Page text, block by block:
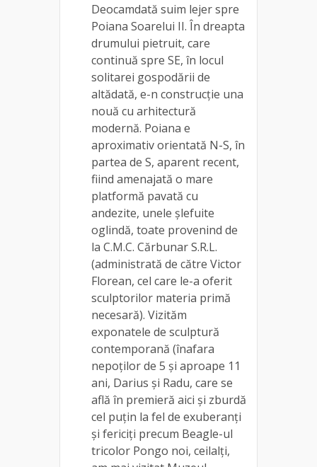
Deocamdată suim lejer spre
Poiana Soarelui II. În dreapta
drumului pietruit, care
continuă spre SE, în locul
solitarei gospodării de
altădată, e-n construcție una
nouă cu arhitectură
modernă. Poiana e
aproximativ orientată N-S, în
partea de S, aparent recent,
fiind amenajată o mare
platformă pavată cu
andezite, unele șlefuite
oglindă, toate provenind de
la C.M.C. Cărbunar S.R.L.
(administrată de către Victor
Florean, cel care le-a oferit
sculptorilor materia primă
necesară). Vizităm
exponatele de sculptură
contemporană (înafara
nepoților de 5 și aproape 11
ani, Darius și Radu, care se
află în premieră aici și zburdă
cel puțin la fel de exuberanți
și fericiți precum Beagle-ul
tricolor Pongo noi, ceilalți,